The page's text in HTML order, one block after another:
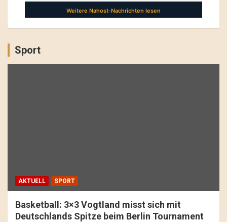
Sport
AKTUELL SPORT
Basketball: 3×3 Vogtland misst sich mit
Deutschlands Spitze beim Berlin Tournament